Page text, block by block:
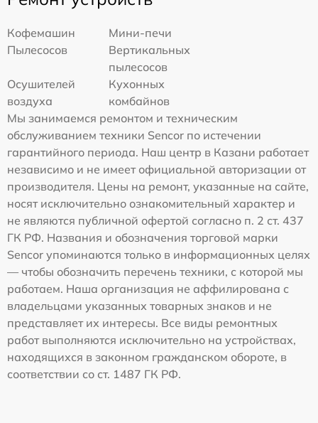
Кофемашин
Мини-печи
Пылесосов
Вертикальных
пылесосов
Осушителей
воздуха
Кухонных
комбайнов
Мы занимаемся ремонтом и техническим
обслуживанием техники Sencor по истечении
гарантийного периода. Наш центр в Казани работает
независимо и не имеет официальной авторизации от
производителя. Цены на ремонт, указанные на сайте,
носят исключительно ознакомительный характер и
не являются публичной офертой согласно п. 2 ст. 437
ГК РФ. Названия и обозначения торговой марки
Sencor упоминаются только в информационных целях
— чтобы обозначить перечень техники, с которой мы
работаем. Наша организация не аффилирована с
владельцами указанных товарных знаков и не
представляет их интересы. Все виды ремонтных
работ выполняются исключительно на устройствах,
находящихся в законном гражданском обороте, в
соответствии со ст. 1487 ГК РФ.